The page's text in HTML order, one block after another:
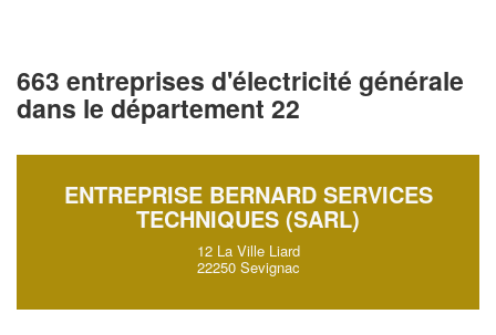
663 entreprises d'électricité générale
dans le département 22
ENTREPRISE BERNARD SERVICES
TECHNIQUES (SARL)
12 La Ville Liard
22250 Sevignac